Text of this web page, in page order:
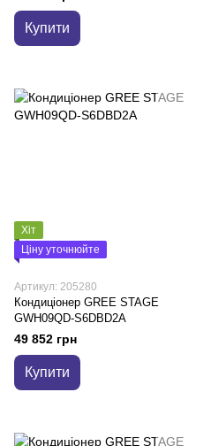
Купити
Хіт
Ціну уточнюйте
Артикул: 205280
Кондиціонер GREE STAGE
GWH09QD-S6DBD2A
49 852 грн
Купити